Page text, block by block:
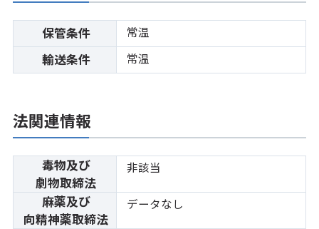
保管条件 常温
輸送条件 常温
法関連情報
毒物及び
劇物取締法
非該当
麻薬及び
向精神薬取締法
データなし